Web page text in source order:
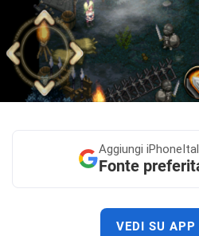
Aggiungi
Fonte
VEDI SU APP